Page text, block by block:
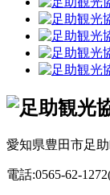
愛知県豊田市足助
電話:0565-62-